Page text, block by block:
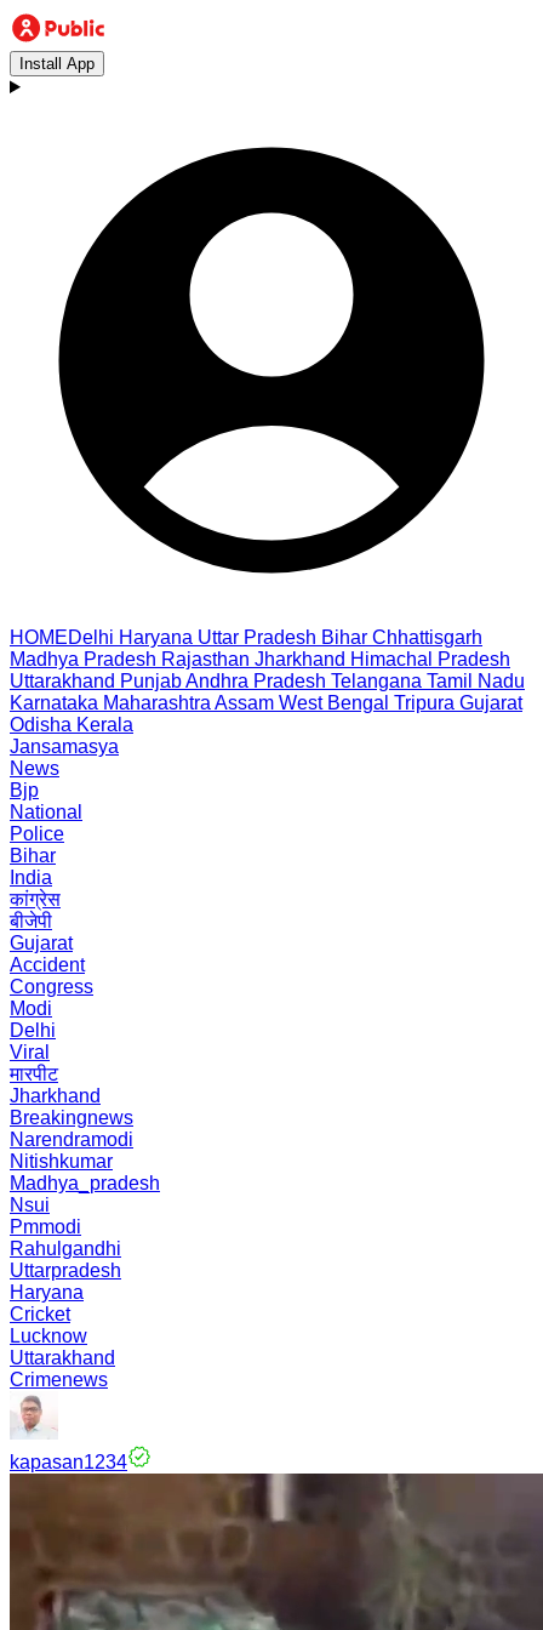
Install App
HOMEDelhi Haryana Uttar Pradesh Bihar Chhattisgarh
Madhya Pradesh Rajasthan Jharkhand Himachal Pradesh
Uttarakhand PunjabAndhra Pradesh Telangana Tamil Nadu
Karnataka Maharashtra Assam West Bengal Tripura Gujarat
Odisha Kerala
Jansamasya
News
Bjp
National
Police
Bihar
India
कांग्रेस
बीजेपी
Gujarat
Accident
Congress
Modi
Delhi
Viral
मारपीट
Jharkhand
Breakingnews
Narendramodi
Nitishkumar
Madhya_pradesh
Nsui
Pmmodi
Rahulgandhi
Uttarpradesh
Haryana
Cricket
Lucknow
Uttarakhand
Crimenews
kapasan1234